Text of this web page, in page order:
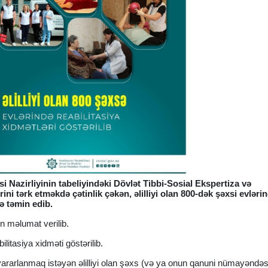
Nazirliyinin tabeliyindəki Dövlət Tibbi-Sosial Ekspertiza və
tərk etməkdə çətinlik çəkən, əlilliyi olan 800-dək şəxsi
təmin edib.
məlumat verilib.
xidməti göstərilib.
istəyən əlilliyi olan şəxs (və ya onun qanuni